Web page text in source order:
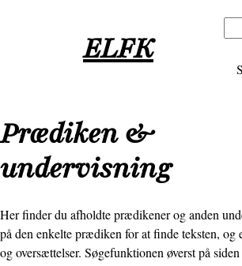
ELFK
Prædiken &
undervisning
Her finder du afholdte prædikener og anden
på den enkelte prædiken for at finde teksten, og
og oversættelser. Søgefunktionen øverst på